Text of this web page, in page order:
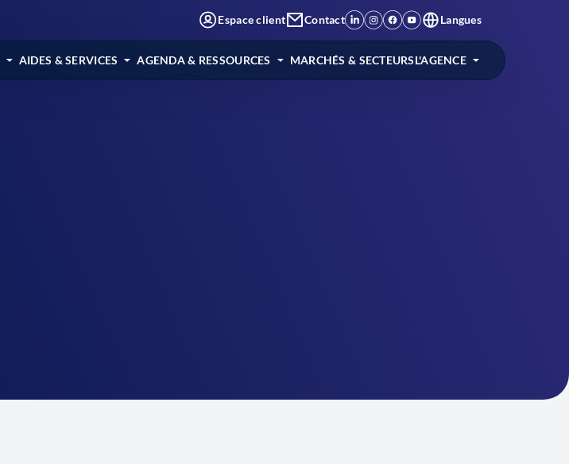
Espace client Contact Langues
AIDES & SERVICES AGENDA & RESSOURCES MARCHÉS & SECTEURSL'AGENCE